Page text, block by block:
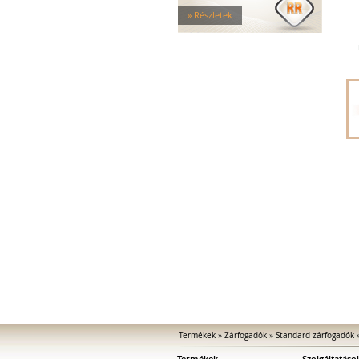
Tűzgátló zárfogadók
Nagy biztonságú zárfogadók
Zárfogadók üvegajtókhoz
» Részletek
Termékek» Zárfogadók» Standard zárfogadók